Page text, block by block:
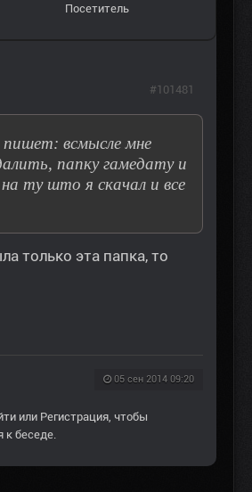
Посетитель
пишет: всмысле мне
папку гамедату и
ту што я скачал и все
только эта папка, то
05 сен 2014 09:20
#101481
или Регистрация , чтобы
к беседе.